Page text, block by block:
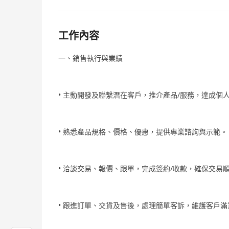
工作內容
一、銷售執行與業績
• 主動開發及聯繫潛在客戶，推介產品/服務，達成個
• 熟悉產品規格、價格、優惠，提供專業諮詢與示範。
• 洽談交易、報價、跟單，完成簽約/收款，確保交易
• 跟進訂單、交貨及售後，處理簡單客訴，維護客戶滿